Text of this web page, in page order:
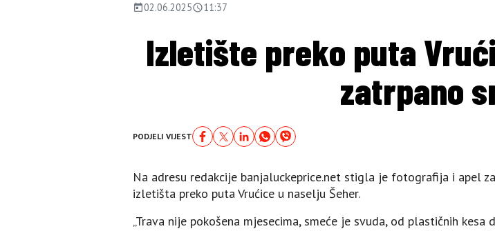
02.06.2025 11:37
Izletište preko puta
zatrpano
PODJELI VIJEST
Na adresu redakcije banjaluckeprice.net stigla je fotografija i apel
izletišta preko puta Vrućice u naselju Šeher.
„Trava nije pokošena mjesecima, smeće je svuda, od plastičnih